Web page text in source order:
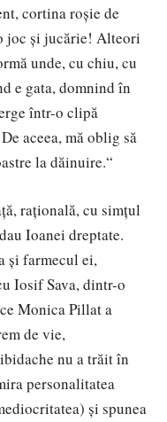
cortina roșie de
joc și jucărie! Alteori
unde, cu chiu, cu
e gata, domnind în
într-o clipă
aceea, mă oblig să
la dăinuire.“
rațională, cu simțul
Ioanei dreptate.
și farmecul ei,
Iosif Sava, dintr-o
Monica Pillat a
de vie,
nu a trăit în
personalitatea
și spunea